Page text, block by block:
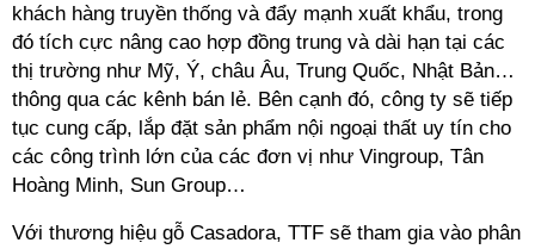
khách hàng truyền thống và đẩy mạnh xuất khẩu, trong
đó tích cực nâng cao hợp đồng trung và dài hạn tại các
thị trường như Mỹ, Ý, châu Âu, Trung Quốc, Nhật Bản…
thông qua các kênh bán lẻ. Bên cạnh đó, công ty sẽ tiếp
tục cung cấp, lắp đặt sản phẩm nội ngoại thất uy tín cho
các công trình lớn của các đơn vị như Vingroup, Tân
Hoàng Minh, Sun Group…
Với thương hiệu gỗ Casadora, TTF sẽ tham gia vào phân